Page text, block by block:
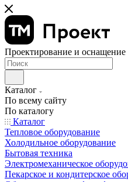
Проектирование и
Каталог
По всему сайту
По каталогу
Каталог
Тепловое оборудование
Холодильное оборудование
Бытовая техника
Электромеханическое
Пекарское и кондитерское